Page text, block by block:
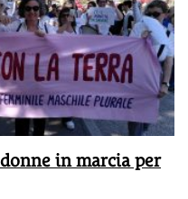
in marcia per